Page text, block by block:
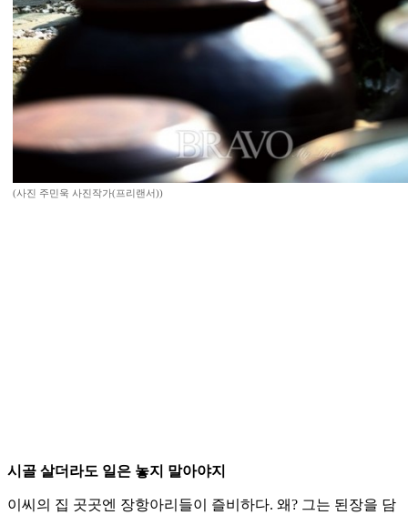
(사진 주민욱 사진작가(프리랜서))
시골 살더라도 일은 놓지 말아야지
이씨의 집 곳곳엔 장항아리들이 즐비하다. 왜? 그는 된장을 담